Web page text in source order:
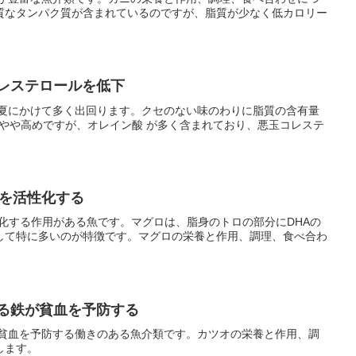
タンパク質が含まれているのですが、脂質が少なく低カロリー
ステロールを低下
にかけて多く出回ります。クセのない味のわりに脂質の含有量
や高めですが、オレイン酸 が多く含まれており、悪玉コレステ
活性化する
する作用がある魚です。マグロは、脂身のトロの部分にDHAの
特に多いのが特徴です。マグロの栄養と作用、調理、食べ合わ
鉄が貧血を予防する
血を予防する働きのある魚介類です。カツオの栄養と作用、調
す。